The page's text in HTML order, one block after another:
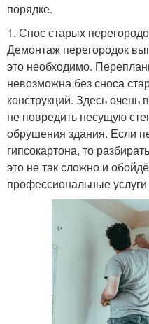
порядке.
1. Снос старых
Демонтаж перегородок
это необходимо.
невозможна без сноса
конструкций. Здесь очень
не повредить несущую
обрушения здания. Если
гипсокартона, то
это не так сложно и
профессиональные